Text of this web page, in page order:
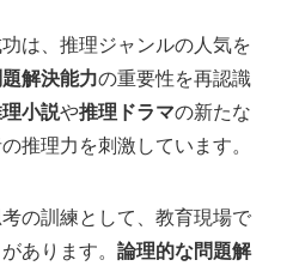
功は、推理ジャンルの人気を
題解決能力の重要性を再認識
小説や推理ドラマの新たな
推理力を刺激しています。
の訓練として、教育現場で
あります。論理的な問題解